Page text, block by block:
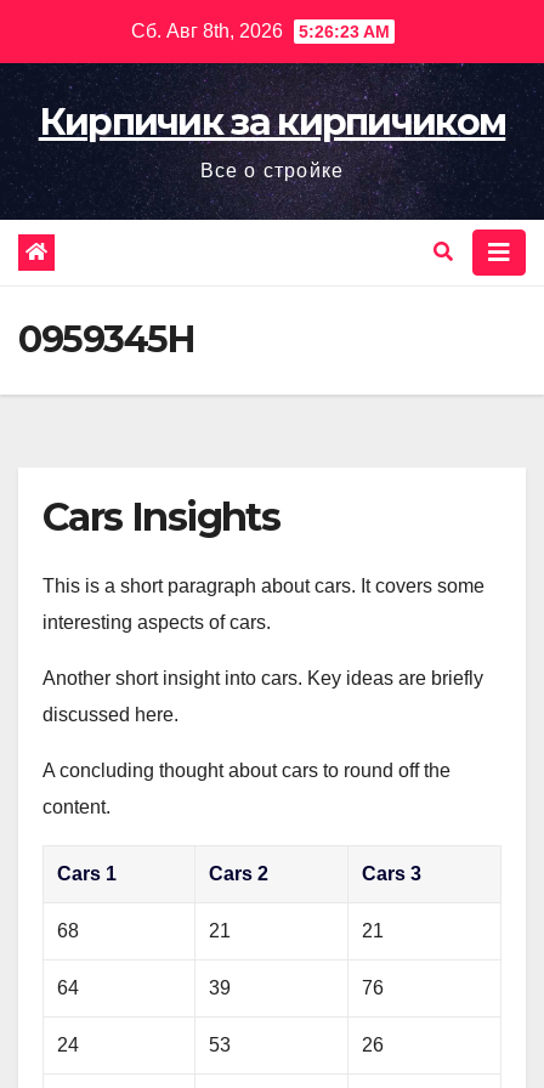
содержимому
Сб. Авг 8th, 2026 5:26:24 AM
Кирпичик за кирпичиком
Все о стройке
0959345H
Cars Insights
This is a short paragraph about cars. It covers some
interesting aspects of cars.
Another short insight into cars. Key ideas are briefly
discussed here.
A concluding thought about cars to round off the
content.
Cars 1 Cars 2 Cars 3
68 21 21
64 39 76
24 53 26